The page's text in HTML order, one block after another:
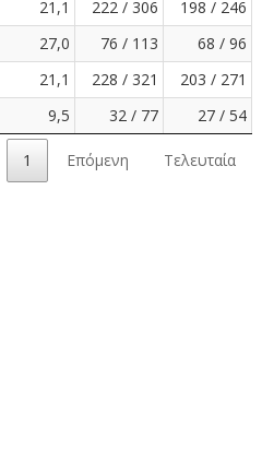
21,1 222 / 306
198 / 246
27,0 76 / 113
68 / 96
21,1 228 / 321
203 / 271
9,5 32 / 77 27 / 54
1 Επόμενη Τελευταία